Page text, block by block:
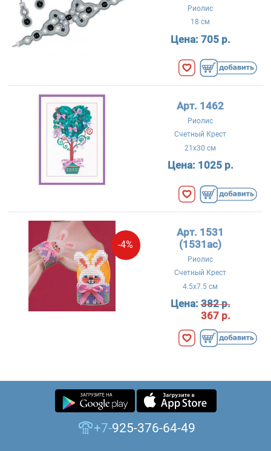
Риолис
18 см
Цена: 705 р.
Арт. 1462
Риолис
Счетный Крест
21x30 см
Цена: 1025 р.
-4%
Арт. 1531
(1531ac)
Риолис
Счетный Крест
4.5x7.5 см
Цена:382 р.
367 р.
+7-925-376-64-49